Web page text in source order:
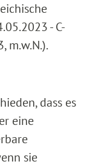
- C-
m.w.N.).
dass es
eine
sie